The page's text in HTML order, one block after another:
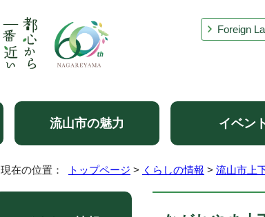
Foreign
流山市の魅力 イベン
現在の位置： トップページ > くらしの情報 > 流山市上